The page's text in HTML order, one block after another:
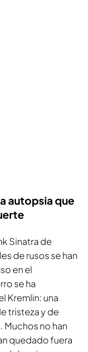
autopsia que
Sinatra de
de rusos se han
en el
se ha
Kremlin: una
tristeza y de
Muchos no han
quedado fuera